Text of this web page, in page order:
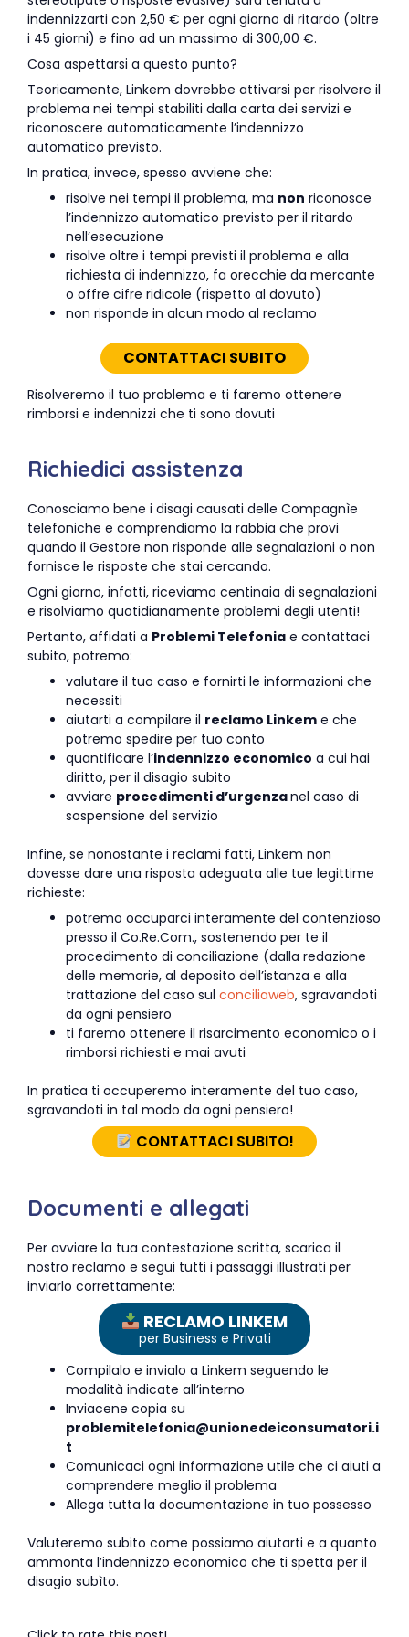
indennizzarti con 2,50 € per ogni giorno di ritardo (oltre
i 45 giorni) e fino ad un massimo di 300,00 €.
Cosa aspettarsi a questo punto?
Teoricamente, Linkem dovrebbe attivarsi per risolvere il
problema nei tempi stabiliti dalla carta dei servizi e
riconoscere automaticamente l’indennizzo
automatico previsto.
In pratica, invece, spesso avviene che:
risolve nei tempi il problema, ma non riconosce
l’indennizzo automatico previsto per il ritardo
nell’esecuzione
risolve oltre i tempi previsti il problema e alla
richiesta di indennizzo, fa orecchie da mercante
o offre cifre ridicole (rispetto al dovuto)
non risponde in alcun modo al reclamo
CONTATTACI SUBITO
Risolveremo il tuo problema e ti faremo ottenere
rimborsi e indennizzi che ti sono dovuti
Richiedici assistenza
Conosciamo bene i disagi causati delle Compagnìe
telefoniche e comprendiamo la rabbia che provi
quando il Gestore non risponde alle segnalazioni o non
fornisce le risposte che stai cercando.
Ogni giorno, infatti, riceviamo centinaia di segnalazioni
e risolviamo quotidianamente problemi degli utenti!
Pertanto, affidati a Problemi Telefonia e contattaci
subito, potremo:
valutare il tuo caso e fornirti le informazioni che
necessiti
aiutarti a compilare il reclamo Linkem e che
potremo spedire per tuo conto
quantificare l’indennizzo economico a cui hai
diritto, per il disagio subito
avviare procedimenti d’urgenzanel caso di
sospensione del servizio
Infine, se nonostante i reclami fatti, Linkem non
dovesse dare una risposta adeguata alle tue legittime
richieste:
potremo occuparci interamente del contenzioso
presso il Co.Re.Com., sostenendo per te il
procedimento di conciliazione (dalla redazione
delle memorie, al deposito dell’istanza e alla
trattazione del caso sul conciliaweb, sgravandoti
da ogni pensiero
ti faremo ottenere il risarcimento economico o i
rimborsi richiesti e mai avuti
In pratica ti occuperemo interamente del tuo caso,
sgravandoti in tal modo da ogni pensiero!
CONTATTACI SUBITO!
Documenti e allegati
Per avviare la tua contestazione scritta, scarica il
nostro reclamo e segui tutti i passaggi illustrati per
inviarlo correttamente:
RECLAMO LINKEM
per Business e Privati
Compilalo e invialo a Linkem seguendo le
modalità indicate all’interno
Inviacene copia su
problemitelefonia@unionedeiconsumatori.i
t
Comunicaci ogni informazione utile che ci aiuti a
comprendere meglio il problema
Allega tutta la documentazione in tuo possesso
Valuteremo subito come possiamo aiutarti e a quanto
ammonta l’indennizzo economico che ti spetta per il
disagio subìto.